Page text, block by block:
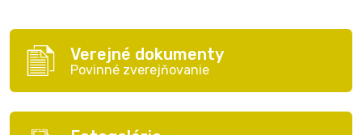
Verejné dokumenty
Povinné zverejňovanie